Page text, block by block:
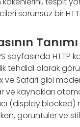
sorunsuz bir
sayfasında HTTP
tehdidi olarak
ve Safari gibi
ve kaynakları
(display:blocked)
görüntüler ve